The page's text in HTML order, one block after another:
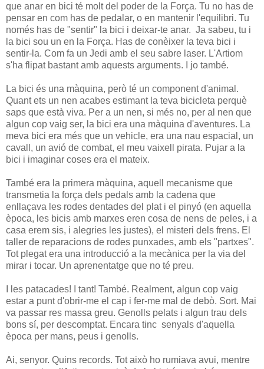
que anar en bici té molt del poder de la Força. Tu no has de
pensar en com has de pedalar, o en mantenir l'equilibri. Tu
només has de "sentir" la bici i deixar-te anar. Ja sabeu, tu i
la bici sou un en la Força. Has de conèixer la teva bici i
sentir-la. Com fa un Jedi amb el seu sabre laser. L'Artiom
s'ha flipat bastant amb aquests arguments. I jo també.
La bici és una màquina, però té un component d'animal.
Quant ets un nen acabes estimant la teva bicicleta perquè
saps que està viva. Per a un nen, si més no, per al nen que
algun cop vaig ser, la bici era una màquina d'aventures. La
meva bici era més que un vehicle, era una nau espacial, un
cavall, un avió de combat, el meu vaixell pirata. Pujar a la
bici i imaginar coses era el mateix.
També era la primera màquina, aquell mecanisme que
transmetia la força dels pedals amb la cadena que
enllaçava les rodes dentades del plat i el pinyó (en aquella
època, les bicis amb marxes eren cosa de nens de peles, i a
casa erem sis, i alegries les justes), el misteri dels frens. El
taller de reparacions de rodes punxades, amb els "partxes".
Tot plegat era una introducció a la mecànica per la via del
mirar i tocar. Un aprenentatge que no té preu.
I les patacades! I tant! També. Realment, algun cop vaig
estar a punt d'obrir-me el cap i fer-me mal de debò. Sort. Mai
va passar res massa greu. Genolls pelats i algun trau dels
bons sí, per descomptat. Encara tinc senyals d'aquella
època per mans, peus i genolls.
Ai, senyor. Quins records. Tot això ho rumiava avui, mentre